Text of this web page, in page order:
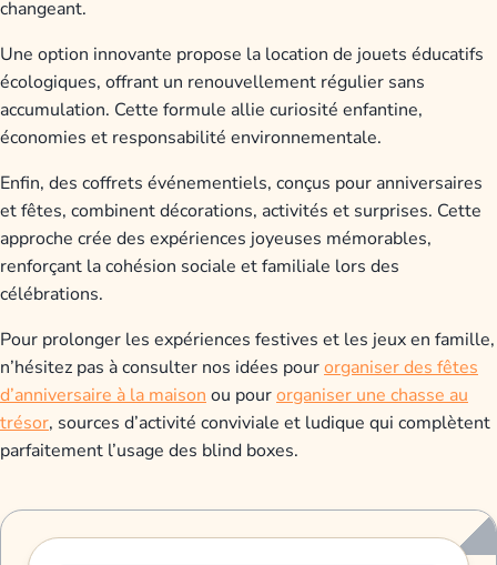
changeant.
Une option innovante propose la location de jouets éducatifs
écologiques, offrant un renouvellement régulier sans
accumulation. Cette formule allie curiosité enfantine,
économies et responsabilité environnementale.
Enfin, des coffrets événementiels, conçus pour anniversaires
et fêtes, combinent décorations, activités et surprises. Cette
approche crée des expériences joyeuses mémorables,
renforçant la cohésion sociale et familiale lors des
célébrations.
Pour prolonger les expériences festives et les jeux en famille,
n’hésitez pas à consulter nos idées pourorganiser des fêtes
d’anniversaire à la maison ou pourorganiser une chasse au
trésor, sources d’activité conviviale et ludique qui complètent
parfaitement l’usage des blind boxes.
Progression de lecture